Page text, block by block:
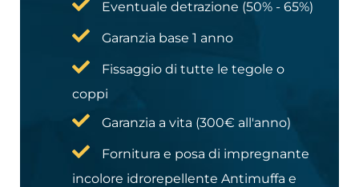
Eventuale detrazione (50% - 65%)
Garanzia base 1 anno
Fissaggio di tutte le tegole o
coppi
Garanzia a vita (300€ all'anno)
Fornitura e posa di impregnante
incolore idrorepellente Antimuffa e